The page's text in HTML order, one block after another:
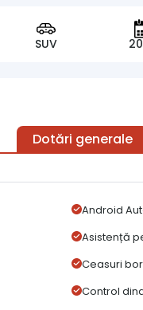
SUV
Dotări generale
Android
Asistență
Ceasuri
Control